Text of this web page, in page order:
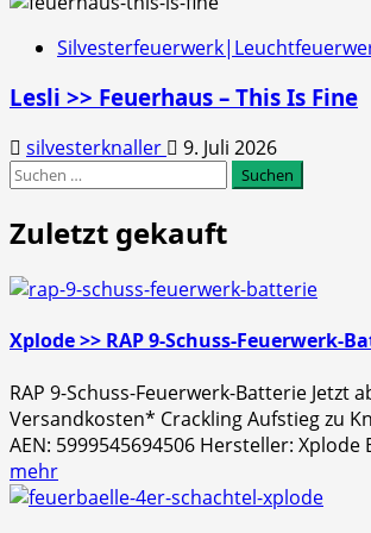
Lesli >> Feuerhaus – This Is Fine
silvesterknaller
9. Juli 2026
Suchen
Zuletzt gekauft
Xplode >> RAP 9-Schuss-Feuerwerk-
RAP 9-Schuss-Feuerwerk-Batterie Jetzt
Versandkosten* Crackling Aufstieg zu
AEN: 5999545694506 Hersteller: Xplode
mehr